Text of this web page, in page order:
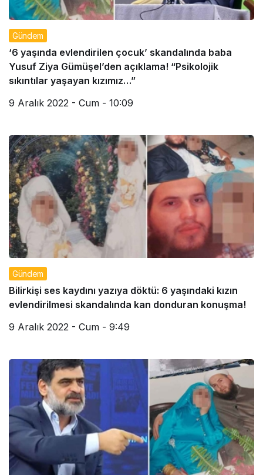
Gündem
‘6 yaşında evlendirilen çocuk’ skandalında baba
Yusuf Ziya Gümüşel’den açıklama! “Psikolojik
sıkıntılar yaşayan kızımız…”
9 Aralık 2022 - Cum - 10:09
Gündem
Bilirkişi ses kaydını yazıya döktü: 6 yaşındaki kızın
evlendirilmesi skandalında kan donduran konuşma!
9 Aralık 2022 - Cum - 9:49